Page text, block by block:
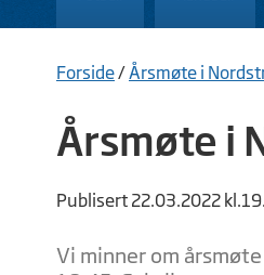
Forside/Årsmøte i
Årsmøte i
Publisert 22.03.2022
Vi minner om